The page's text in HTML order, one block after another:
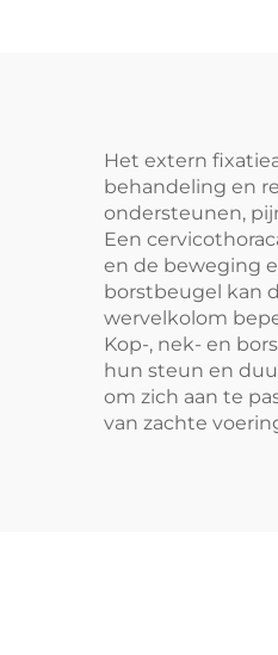
Het extern
behandeling en
ondersteunen,
Een
en de beweging
borstbeugel kan
wervelkolom
Kop-, nek- en
hun steun en
om zich aan te
van zachte